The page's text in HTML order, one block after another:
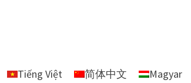
Tiếng Việt 简体中文 Magyar